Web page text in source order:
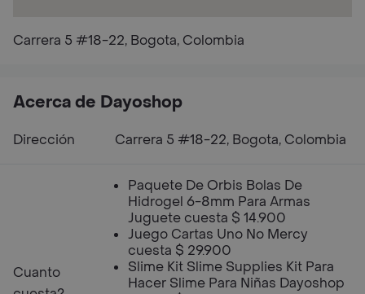
Carrera 5 #18-22, Bogota, Colombia
Acerca de Dayoshop
Dirección Carrera 5 #18-22, Bogota, Colombia
Cuanto
Paquete De Orbis Bolas De
Hidrogel 6-8mm Para Armas
Juguete cuesta $ 14.900
Juego Cartas Uno No Mercy
cuesta $ 29.900
Slime Kit Slime Supplies Kit Para
Hacer Slime Para Niñas Dayoshop